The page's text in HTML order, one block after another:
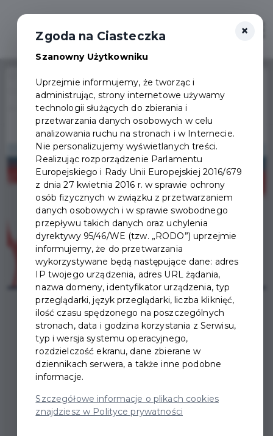
Solidarność cukrowników - spotkanie autorskie z Marią i
Andrzejem Perlakami
Wydarzenie już się
zakończyło
SOLIDARNOŚĆ
CUKROWNIKÓW -
SPOTKANIE AUTORSKIE
×
Zgoda na Ciasteczka
Szanowny Użytkowniku
Uprzejmie informujemy, że tworząc i
administrując, strony internetowe używamy
technologii służących do zbierania i
przetwarzania danych osobowych w celu
analizowania ruchu na stronach i w Internecie.
Nie personalizujemy wyświetlanych treści.
Realizując rozporządzenie Parlamentu
Europejskiego i Rady Unii Europejskiej 2016/679
z dnia 27 kwietnia 2016 r. w sprawie ochrony
osób fizycznych w związku z przetwarzaniem
danych osobowych i w sprawie swobodnego
przepływu takich danych oraz uchylenia
dyrektywy 95/46/WE (tzw. „RODO”) uprzejmie
informujemy, że do przetwarzania
wykorzystywane będą następujące dane: adres
IP twojego urządzenia, adres URL żądania,
nazwa domeny, identyfikator urządzenia, typ
przeglądarki, język przeglądarki, liczba kliknięć,
ilość czasu spędzonego na poszczególnych
stronach, data i godzina korzystania z Serwisu,
typ i wersja systemu operacyjnego,
rozdzielczość ekranu, dane zbierane w
dziennikach serwera, a także inne podobne
informacje.
Szczegółowe informacje o plikach cookies
znajdziesz w Polityce prywatności